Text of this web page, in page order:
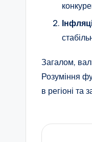
Загалом,
Розуміння
в регіоні та